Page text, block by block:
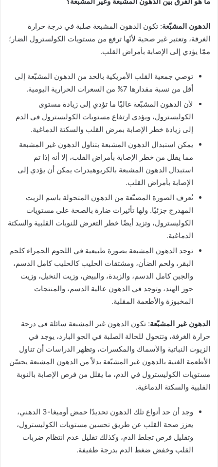
الدهون المشبّعة: تكون الدهون المشبعة صلبة في درجة حرارة
الغرفة، وتعتبر غير صحية لأنّها ترفع من مستويات الكولسترول الضار؛
ممّا يؤدي إلى الإصابة بأمراض القلب.
توصي جمعية القلب الأمريكية بالحد من الدهون المشبّعة إلى
أقل من نسبة مقدارها 7% من السعرات الحرارية اليومية.
لأن الدهون المشبّعة غالبًا ما تؤدي إلى زيادة مستوى
الكوليسترول، ويؤدي ارتفاع مستويات الكوليسترول في الدم
إلى زيادة خطر الإصابة بمرض القلب والسكتة الدماغية.
يمكن استبدال الدهون المشبعة بتناول الدهون غير المشبعة
مما يقلل من خطر الإصابة بأمراض القلب، إلا أنه إذا تم
استبدال الدهون المشبعة بالكربوهيدرات يمكن أن يؤدي إلى
الإصابة بأمراض القلب.
تُعرف الصورة المصنّعة من الدهون المتحولة باسم الزيت
المهدرج جزئيًا. ولها تأثيرات ضارة بالصحة على مستويات
الكوليسترول، وتزيد أيضًا خطر التعرض للنوبات القلبية والسكتة
الدماغية.
توجد الدهون المشبعة بصورة طبيعية في اللحوم الحمراء كلحم
البقر، ولحم الضأن، ومشتقات الحليب كالحليب كامل الدسم،
والجبن كامل الدسم، والزبدة، والبيض، وزيت النخيل، وزيت
جوز الهند، وتوجد في الدهون عالية الدسم، والمنتجات
المخبوزة والأطعمة المقلية.
الدهون غير المشبّعة: تكون الدهون غير المشبعة سائلة في درجة
حرارة الغرفة، وتتحول للحالة الصلبة في الجو البارد، يوجد في
الزيوت النباتية والأسماك والمكسرات، وتظهر الدراسات أن تناول
الأطعمة الغنية بالدهون غير المشبّعة بدلاً من الدهون المشبعة يحسّن
مستويات الكوليسترول في الدم، ما يقلل من فرص الإصابة بالنوبة
القلبية والسكتة الدماغية.
وجد أن حد أنواع تلك الدهون تحديدًا حمض أوميغا-3 الدهني،
يعزز صحة القلب عن طريق تحسين مستويات الكوليسترول،
وتقليل فرص تجلط الدم، وكذلك تقليل عدم انتظام ضربات
القلب وخفض ضغط الدم بدرجة طفيفة.